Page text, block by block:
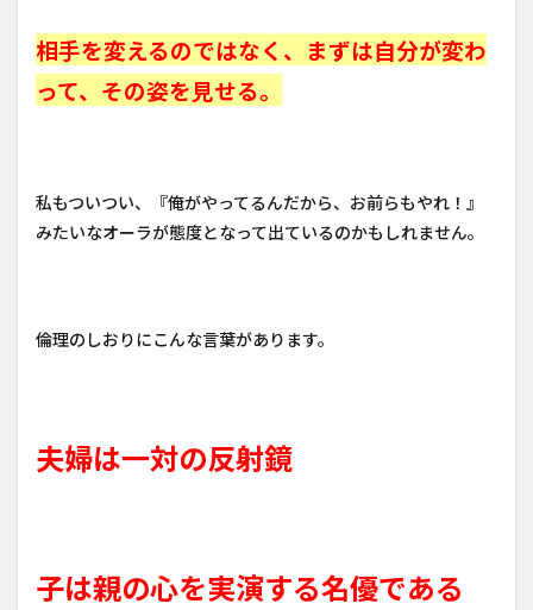
相手を変えるのではなく、まずは自分が変わ
って、その姿を見せる。
私もついつい、『俺がやってるんだから、お前らもやれ！』
みたいなオーラが態度となって出ているのかもしれません。
倫理のしおりにこんな言葉があります。
夫婦は一対の反射鏡
子は親の心を実演する名優である